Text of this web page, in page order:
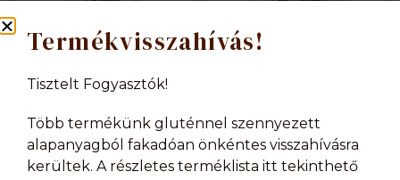
Kókuszízű étcsoki
Termékvisszahívás!
Tisztelt Fogyasztók!
Több termékünk gluténnel szennyezett
alapanyagból fakadóan önkéntes visszahívásra
kerültek. A részletes terméklista itt tekinthető